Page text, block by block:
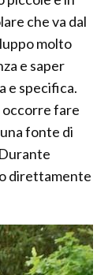
che va dal
molto
e saper
e specifica.
occorre fare
fonte di
direttamente